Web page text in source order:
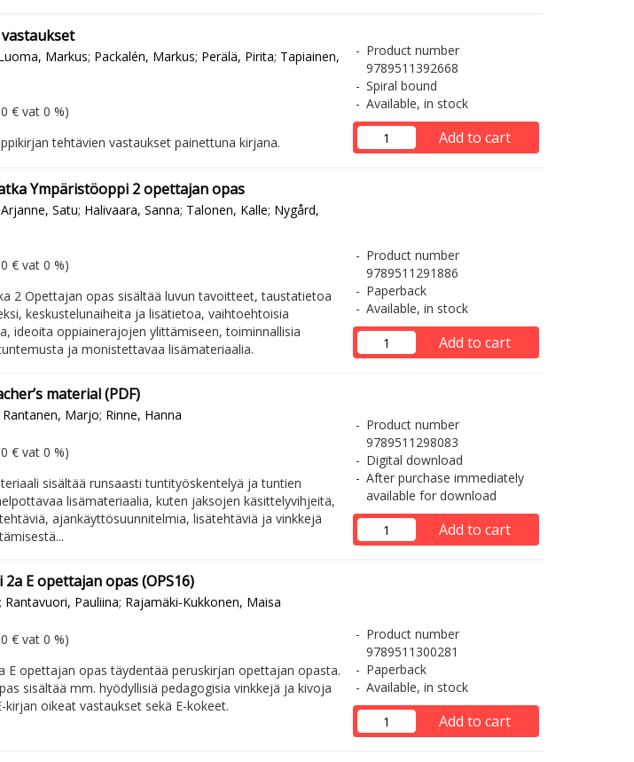
Markus; Packalén, Markus; Perälä, Pirita; Tapiainen,
hinta
€ vat 0 %)
tehtävien vastaukset painettuna kirjana.
Product number
9789511392668
Spiral bound
Available, in stock
Add to cart
Ympäristöoppi 2 opettajan opas
Arjanne, Satu; Halivaara, Sanna; Talonen, Kalle; Nygård,
hinta
€ vat 0 %)
2 Opettajan opas sisältää luvun tavoitteet, taustatietoa
keskustelunaiheita ja lisätietoa, vaihtoehtoisia
ideoita oppiainerajojen ylittämiseen, toiminnallisia
ja monistettavaa lisämateriaalia.
Product number
9789511291886
Paperback
Available, in stock
Add to cart
material (PDF)
Rantanen, Marjo; Rinne, Hanna
hinta
€ vat 0 %)
sisältää runsaasti tuntityöskentelyä ja tuntien
lisämateriaalia, kuten jaksojen käsittelyvihjeitä,
ajankäyttösuunnitelmia, lisätehtäviä ja vinkkejä
Product number
9789511298083
Digital download
After purchase immediately
available for download
Add to cart
E opettajan opas (OPS16)
; Rantavuori, Pauliina; Rajamäki-Kukkonen, Maisa
hinta
€ vat 0 %)
E opettajan opas täydentää peruskirjan opettajan opasta.
sisältää mm. hyödyllisiä pedagogisia vinkkejä ja kivoja
kirjan oikeat vastaukset sekä E-kokeet.
Product number
9789511300281
Paperback
Available, in stock
Add to cart